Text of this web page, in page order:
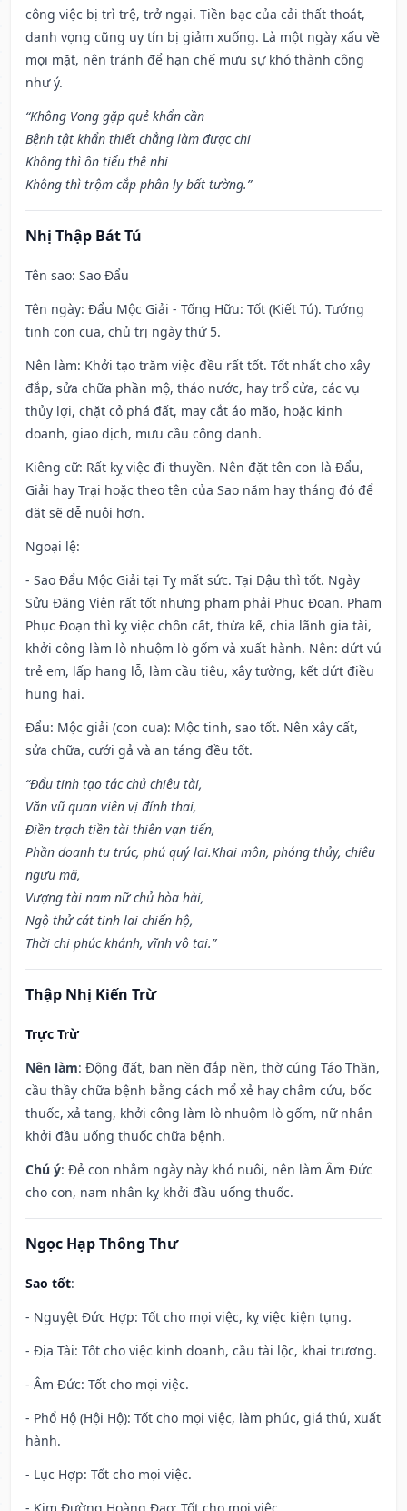
công việc bị trì trệ, trở ngại. Tiền bạc của cải thất thoát,
danh vọng cũng uy tín bị giảm xuống. Là một ngày xấu về
mọi mặt, nên tránh để hạn chế mưu sự khó thành công
như ý.
“Không Vong gặp quẻ khẩn cần
Bệnh tật khẩn thiết chẳng làm được chi
Không thì ôn tiểu thê nhi
Không thì trộm cắp phân ly bất tường.”
Nhị Thập Bát Tú
Tên sao: Sao Đẩu
Tên ngày: Đẩu Mộc Giải - Tống Hữu: Tốt (Kiết Tú). Tướng
tinh con cua, chủ trị ngày thứ 5.
Nên làm: Khởi tạo trăm việc đều rất tốt. Tốt nhất cho xây
đắp, sửa chữa phần mộ, tháo nước, hay trổ cửa, các vụ
thủy lợi, chặt cỏ phá đất, may cắt áo mão, hoặc kinh
doanh, giao dịch, mưu cầu công danh.
Kiêng cữ: Rất kỵ việc đi thuyền. Nên đặt tên con là Đẩu,
Giải hay Trại hoặc theo tên của Sao năm hay tháng đó để
đặt sẽ dễ nuôi hơn.
Ngoại lệ:
- Sao Đẩu Mộc Giải tại Tỵ mất sức. Tại Dậu thì tốt. Ngày
Sửu Đăng Viên rất tốt nhưng phạm phải Phục Đoạn. Phạm
Phục Đoạn thì kỵ việc chôn cất, thừa kế, chia lãnh gia tài,
khởi công làm lò nhuộm lò gốm và xuất hành. Nên: dứt vú
trẻ em, lấp hang lỗ, làm cầu tiêu, xây tường, kết dứt điều
hung hại.
Đẩu: Mộc giải (con cua): Mộc tinh, sao tốt. Nên xây cất,
sửa chữa, cưới gả và an táng đều tốt.
“Đẩu tinh tạo tác chủ chiêu tài,
Văn vũ quan viên vị đỉnh thai,
Điền trạch tiền tài thiên vạn tiến,
Phần doanh tu trúc, phú quý lai.Khai môn, phóng thủy, chiêu
ngưu mã,
Vượng tài nam nữ chủ hòa hài,
Ngộ thử cát tinh lai chiến hộ,
Thời chi phúc khánh, vĩnh vô tai.”
Thập Nhị Kiến Trừ
Trực Trừ
Nên làm: Động đất, ban nền đắp nền, thờ cúng Táo Thần,
cầu thầy chữa bệnh bằng cách mổ xẻ hay châm cứu, bốc
thuốc, xả tang, khởi công làm lò nhuộm lò gốm, nữ nhân
khởi đầu uống thuốc chữa bệnh.
Chú ý: Đẻ con nhằm ngày này khó nuôi, nên làm Âm Đức
cho con, nam nhân kỵ khởi đầu uống thuốc.
Ngọc Hạp Thông Thư
Sao tốt:
- Nguyệt Đức Hợp: Tốt cho mọi việc, kỵ việc kiện tụng.
- Địa Tài: Tốt cho việc kinh doanh, cầu tài lộc, khai trương.
- Âm Đức: Tốt cho mọi việc.
- Phổ Hộ (Hội Hộ): Tốt cho mọi việc, làm phúc, giá thú, xuất
hành.
- Lục Hợp: Tốt cho mọi việc.